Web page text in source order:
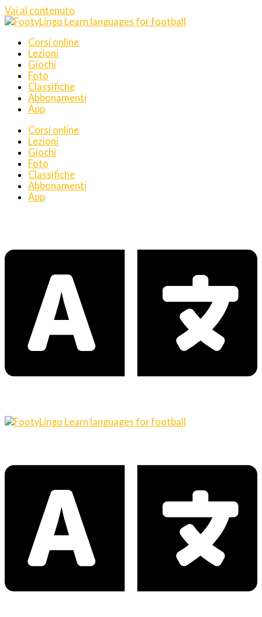
Vai al contenuto
Corsi online
Lezioni
Giochi
Foto
Classifiche
Abbonamenti
App
Corsi online
Lezioni
Giochi
Foto
Classifiche
Abbonamenti
App